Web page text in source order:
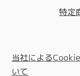
特定
当社による
いて